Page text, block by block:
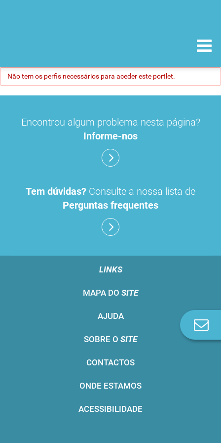
Não tem os perfis necessários para aceder este portlet.
Encontrou algum problema nesta página?
Informe-nos
Tem dúvidas? Consulte a nossa lista de
Perguntas frequentes
LINKS
MAPA DO SITE
AJUDA
SOBRE O SITE
CONTACTOS
ONDE ESTAMOS
ACESSIBILIDADE